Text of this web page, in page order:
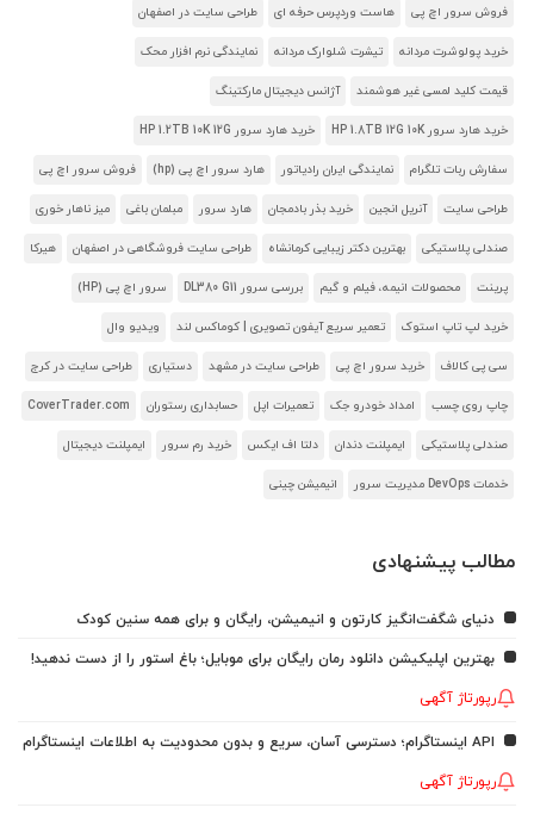
فروش سرور اچ پی هاست وردپرس حرفه ای طراحی سایت در اصفهان
خرید پولوشرت مردانه تیشرت شلوارک مردانه نمایندگی نرم افزار محک
قیمت کلید لمسی غیر هوشمند آژانس دیجیتال مارکتینگ
خرید هارد سرور HP 1.8TB 12G 10K خرید هارد سرور HP 1.2TB 10K 12G
سفارش ربات تلگرام نمایندگی ایران رادیاتور هارد سرور اچ پی (hp) فروش سرور اچ پی
طراحی سایت آنریل انجین خرید بذر بادمجان هارد سرور مبلمان باغی میز ناهار خوری
صندلی پلاستیکی بهترین دکتر زیبایی کرمانشاه طراحی سایت فروشگاهی در اصفهان هیرکا
پرینت محصولات انیمه، فیلم و گیم بررسی سرور DL380 G11 سرور اچ پی (HP)
خرید لپ تاپ استوک تعمیر سریع آیفون تصویری | کوماکس لند ویدیو وال
سی پی کالاف خرید سرور اچ پی طراحی سایت در مشهد دستیاری طراحی سایت در کرج
چاپ روی چسب امداد خودرو جک تعمیرات اپل حسابداری رستوران CoverTrader.com
صندلی پلاستیکی ایمپلنت دندان دلتا اف ایکس خرید رم سرور ایمپلنت دیجیتال
خدمات DevOps مدیریت سرور انیمیشن چینی
مطالب پیشنهادی
دنیای شگفت‌انگیز کارتون و انیمیشن، رایگان و برای همه سنین کودک
بهترین اپلیکیشن دانلود رمان رایگان برای موبایل؛ باغ استور را از دست ندهید!
رپورتاژ آگهی
API اینستاگرام؛ دسترسی آسان، سریع و بدون محدودیت به اطلاعات اینستاگرام
رپورتاژ آگهی